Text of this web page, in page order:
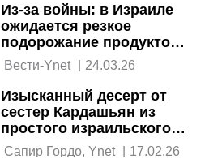
Из-за войны: в Израиле
ожидается резкое
подорожание продуктов
питания
Вести-Ynet | 24.03.26
Изысканный десерт от
сестер Кардашьян из
простого израильского
финика
Сапир Гордо, Ynet | 17.02.26